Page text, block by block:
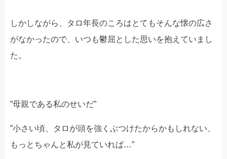
しかしながら、タロ年長のころはとてもそんな懐の広さ
がなかったので、いつも鬱屈とした思いを抱えていまし
た。
”母親である私のせいだ”
”小さい頃、タロが頭を強くぶつけたからかもしれない、
もっとちゃんと私が見ていれば…”